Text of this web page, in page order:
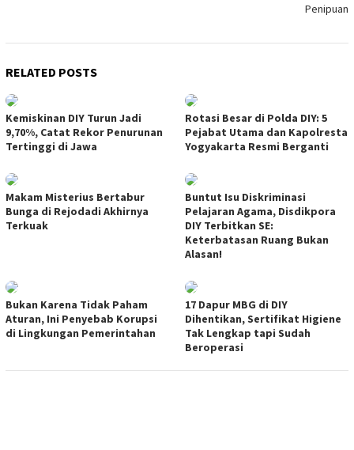
Penipuan
RELATED POSTS
Kemiskinan DIY Turun Jadi
9,70%, Catat Rekor Penurunan
Tertinggi di Jawa
Rotasi Besar di Polda DIY: 5
Pejabat Utama dan Kapolresta
Yogyakarta Resmi Berganti
Makam Misterius Bertabur
Bunga di Rejodadi Akhirnya
Terkuak
Buntut Isu Diskriminasi
Pelajaran Agama, Disdikpora
DIY Terbitkan SE:
Keterbatasan Ruang Bukan
Alasan!
Bukan Karena Tidak Paham
Aturan, Ini Penyebab Korupsi
di Lingkungan Pemerintahan
17 Dapur MBG di DIY
Dihentikan, Sertifikat Higiene
Tak Lengkap tapi Sudah
Beroperasi